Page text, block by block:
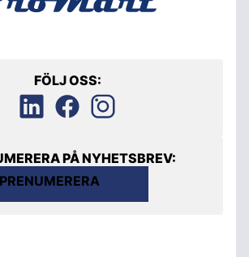
FÖLJ OSS:
PÅ NYHETSBREV:
PRENUMERERA